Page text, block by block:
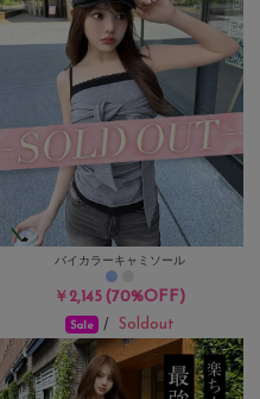
バイカラーキャミソール
￥2,145(70%OFF)
Sale / Soldout